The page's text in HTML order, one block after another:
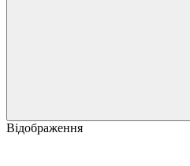
Відображення